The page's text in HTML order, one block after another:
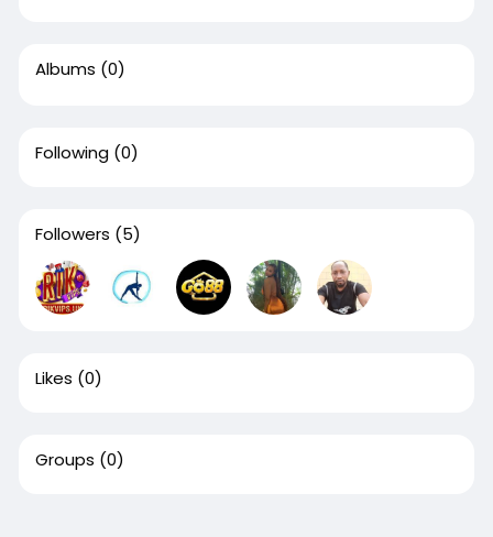
Albums (0)
Following (0)
Followers (5)
Likes (0)
Groups (0)